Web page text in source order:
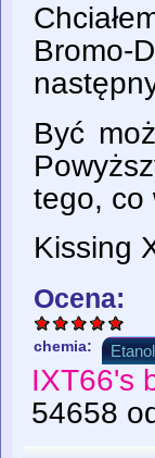
Być
tego, co
Kissing
Ocena:
chemia:
IXT66's
54658